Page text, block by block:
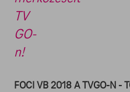
TV
GO-
n!
FOCI VB 2018 A TVGO-N -